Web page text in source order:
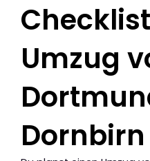
Umzug
Dornbirn